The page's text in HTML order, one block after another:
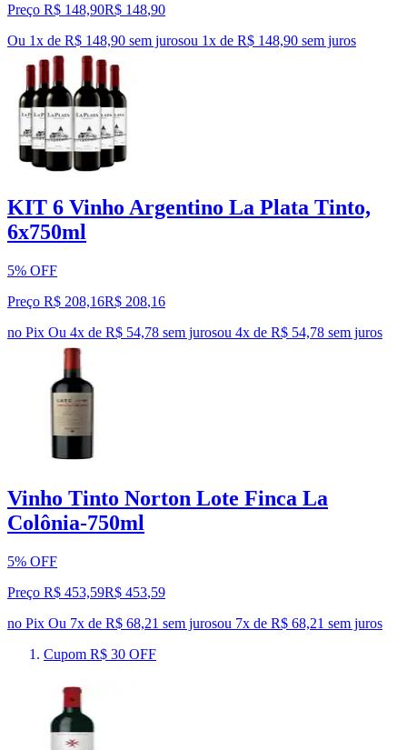
Preço R$ 148,90R$ 148,90
Ou 1x de R$ 148,90 sem jurosou 1x de R$ 148,90 sem juros
KIT 6 Vinho Argentino La Plata Tinto,
6x750ml
5% OFF
Preço R$ 208,16R$ 208,16
no Pix Ou 4x de R$ 54,78 sem jurosou 4x de R$ 54,78 sem juros
Vinho Tinto Norton Lote Finca La
Colônia-750ml
5% OFF
Preço R$ 453,59R$ 453,59
no Pix Ou 7x de R$ 68,21 sem jurosou 7x de R$ 68,21 sem juros
Cupom R$ 30 OFF